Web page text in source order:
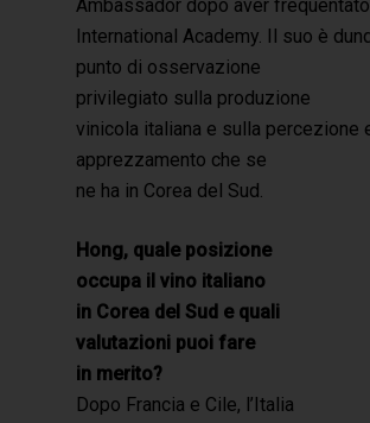
Ambassador dopo aver
International Academy. Il suo è
punto di osservazione
privilegiato sulla produzione
vinicola italiana e sulla percezione
apprezzamento che se
ne ha in Corea del Sud.
Hong, quale posizione
occupa il vino italiano
in Corea del Sud e quali
valutazioni puoi fare
in merito?
Dopo Francia e Cile, l’Italia